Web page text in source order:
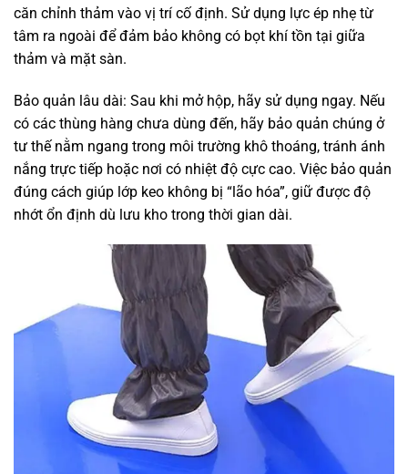
căn chỉnh thảm vào vị trí cố định. Sử dụng lực ép nhẹ từ
tâm ra ngoài để đảm bảo không có bọt khí tồn tại giữa
thảm và mặt sàn.
Bảo quản lâu dài: Sau khi mở hộp, hãy sử dụng ngay. Nếu
có các thùng hàng chưa dùng đến, hãy bảo quản chúng ở
tư thế nằm ngang trong môi trường khô thoáng, tránh ánh
nắng trực tiếp hoặc nơi có nhiệt độ cực cao. Việc bảo quản
đúng cách giúp lớp keo không bị “lão hóa”, giữ được độ
nhớt ổn định dù lưu kho trong thời gian dài.